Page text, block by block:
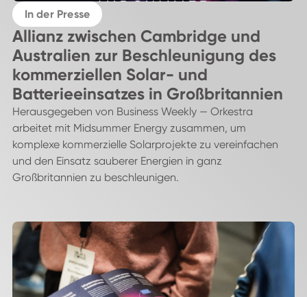
In der Presse
Allianz zwischen Cambridge und
Australien zur Beschleunigung des
kommerziellen Solar- und
Batterieeinsatzes in Großbritannien
Herausgegeben von Business Weekly — Orkestra
arbeitet mit Midsummer Energy zusammen, um
komplexe kommerzielle Solarprojekte zu vereinfachen
und den Einsatz sauberer Energien in ganz
Großbritannien zu beschleunigen.